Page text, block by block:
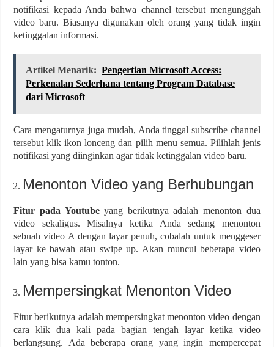
notifikasi kepada Anda bahwa channel tersebut mengunggah
video baru. Biasanya digunakan oleh orang yang tidak ingin
ketinggalan informasi.
Artikel Menarik: Pengertian Microsoft Access:
Perkenalan Sederhana tentang Program Database
dari Microsoft
Cara mengaturnya juga mudah, Anda tinggal subscribe channel
tersebut klik ikon lonceng dan pilih menu semua. Pilihlah jenis
notifikasi yang diinginkan agar tidak ketinggalan video baru.
Menonton Video yang Berhubungan
Fitur pada Youtubeyang berikutnya adalah menonton dua
video sekaligus. Misalnya ketika Anda sedang menonton
sebuah video A dengan layar penuh, cobalah untuk menggeser
layar ke bawah atau swipe up. Akan muncul beberapa video
lain yang bisa kamu tonton.
Mempersingkat Menonton Video
Fitur berikutnya adalah mempersingkat menonton video dengan
cara klik dua kali pada bagian tengah layar ketika video
berlangsung. Ada beberapa orang yang ingin mempercepat